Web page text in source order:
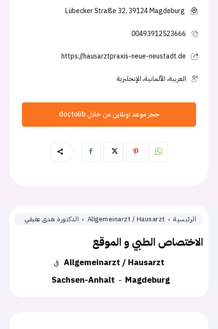
الرئيسية Allgemeinarzt / Hausarzt الدكتورة هدى عفيفي
الاختصاص الطبي و الموقع
في Allgemeinarzt / Hausarzt
Sachsen-Anhalt
Magdeburg
Lübecker Straße 32, 39124 Magdeburg
00493912523666
https://hausarztpraxis-neue-neustadt.de
العربية، الألمانية، الإنجليزية
حجز موعد اونلاين من خلال doctolib